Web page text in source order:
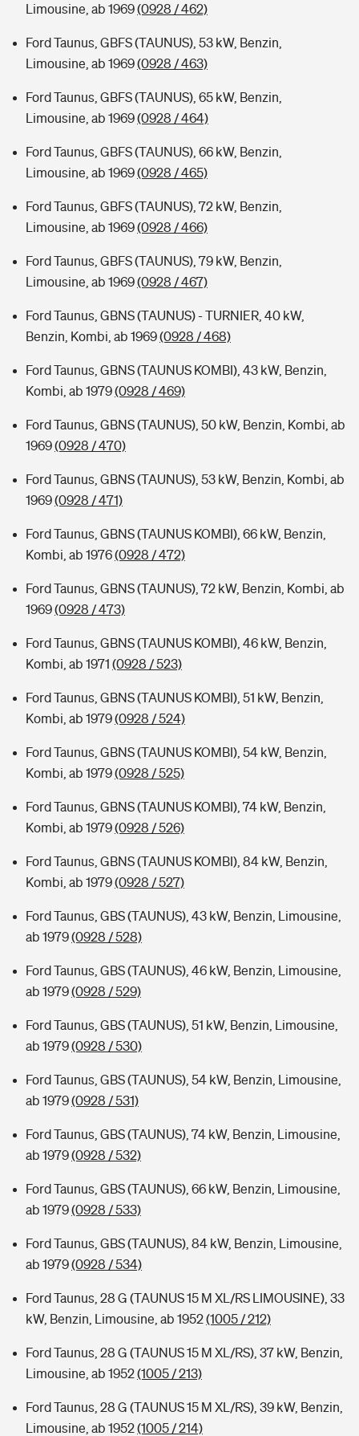
Limousine, ab 1969(0928 / 462)
Ford Taunus, GBFS (TAUNUS), 53 kW, Benzin,
Limousine, ab 1969(0928 / 463)
Ford Taunus, GBFS (TAUNUS), 65 kW, Benzin,
Limousine, ab 1969(0928 / 464)
Ford Taunus, GBFS (TAUNUS), 66 kW, Benzin,
Limousine, ab 1969(0928 / 465)
Ford Taunus, GBFS (TAUNUS), 72 kW, Benzin,
Limousine, ab 1969(0928 / 466)
Ford Taunus, GBFS (TAUNUS), 79 kW, Benzin,
Limousine, ab 1969(0928 / 467)
Ford Taunus, GBNS (TAUNUS) - TURNIER, 40 kW,
Benzin, Kombi, ab 1969(0928 / 468)
Ford Taunus, GBNS (TAUNUS KOMBI), 43 kW, Benzin,
Kombi, ab 1979(0928 / 469)
Ford Taunus, GBNS (TAUNUS), 50 kW, Benzin, Kombi, ab
1969(0928 / 470)
Ford Taunus, GBNS (TAUNUS), 53 kW, Benzin, Kombi, ab
1969(0928 / 471)
Ford Taunus, GBNS (TAUNUS KOMBI), 66 kW, Benzin,
Kombi, ab 1976(0928 / 472)
Ford Taunus, GBNS (TAUNUS), 72 kW, Benzin, Kombi, ab
1969(0928 / 473)
Ford Taunus, GBNS (TAUNUS KOMBI), 46 kW, Benzin,
Kombi, ab 1971 (0928 / 523)
Ford Taunus, GBNS (TAUNUS KOMBI), 51 kW, Benzin,
Kombi, ab 1979(0928 / 524)
Ford Taunus, GBNS (TAUNUS KOMBI), 54 kW, Benzin,
Kombi, ab 1979(0928 / 525)
Ford Taunus, GBNS (TAUNUS KOMBI), 74 kW, Benzin,
Kombi, ab 1979(0928 / 526)
Ford Taunus, GBNS (TAUNUS KOMBI), 84 kW, Benzin,
Kombi, ab 1979(0928 / 527)
Ford Taunus, GBS (TAUNUS), 43 kW, Benzin, Limousine,
ab 1979(0928 / 528)
Ford Taunus, GBS (TAUNUS), 46 kW, Benzin, Limousine,
ab 1979(0928 / 529)
Ford Taunus, GBS (TAUNUS), 51 kW, Benzin, Limousine,
ab 1979(0928 / 530)
Ford Taunus, GBS (TAUNUS), 54 kW, Benzin, Limousine,
ab 1979(0928 / 531)
Ford Taunus, GBS (TAUNUS), 74 kW, Benzin, Limousine,
ab 1979(0928 / 532)
Ford Taunus, GBS (TAUNUS), 66 kW, Benzin, Limousine,
ab 1979(0928 / 533)
Ford Taunus, GBS (TAUNUS), 84 kW, Benzin, Limousine,
ab 1979(0928 / 534)
Ford Taunus, 28 G (TAUNUS 15 M XL/RS LIMOUSINE), 33
kW, Benzin, Limousine, ab 1952(1005 / 212)
Ford Taunus, 28 G (TAUNUS 15 M XL/RS), 37 kW, Benzin,
Limousine, ab 1952(1005 / 213)
Ford Taunus, 28 G (TAUNUS 15 M XL/RS), 39 kW, Benzin,
Limousine, ab 1952(1005 / 214)